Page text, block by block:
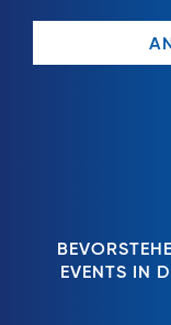
EVENTS IN